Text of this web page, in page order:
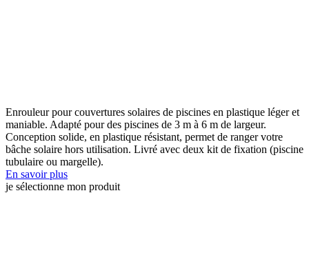
Enrouleur pour couvertures solaires de piscines en plastique léger et
maniable. Adapté pour des piscines de 3 m à 6 m de largeur.
Conception solide, en plastique résistant, permet de ranger votre
bâche solaire hors utilisation. Livré avec deux kit de fixation (piscine
tubulaire ou margelle).
En savoir plus
je sélectionne mon produit